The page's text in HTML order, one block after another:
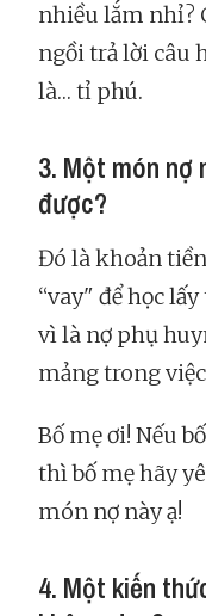
nhiều lắm nhỉ?
ngồi trả lời câu
là… tỉ phú.
3. Một món nợ
được?
Đó là khoản
“vay" để học
vì là nợ phụ
mảng trong
Bố mẹ ơi! Nếu
thì bố mẹ hãy
món nợ này ạ!
4. Một kiến